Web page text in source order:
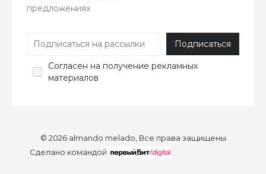
предложениях
Согласен на получение рекламных
материалов
© 2026 almando melado, Все права защищены
Сделано командой